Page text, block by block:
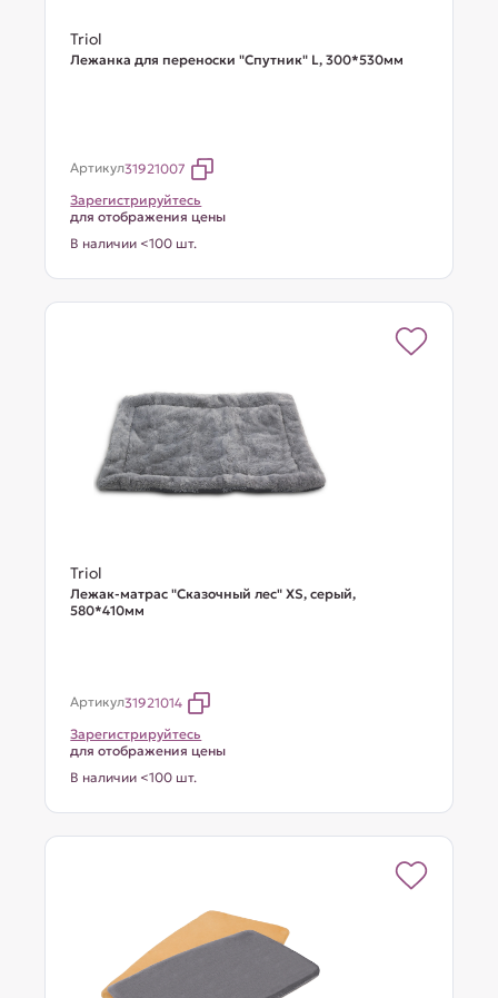
Triol
Лежанка для переноски "Спутник" L, 300*530мм
Артикул31921007
Зарегистрируйтесь
для отображения цены
В наличии <100 шт.
Triol
Лежак-матрас "Сказочный лес" XS, серый,
580*410мм
Артикул31921014
Зарегистрируйтесь
для отображения цены
В наличии <100 шт.